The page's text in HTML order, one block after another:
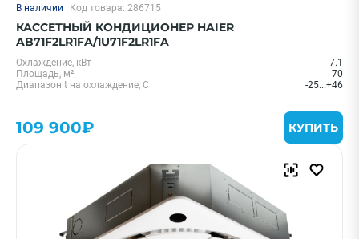
В наличии Код товара: 286715
КАССЕТНЫЙ КОНДИЦИОНЕР HAIER
AB71F2LR1FA/1U71F2LR1FA
Охлаждение, кВт
7.1
Площадь, м²
70
Диапазон t на охлаждение, С
-25...+46
109 900₽ КУПИТЬ